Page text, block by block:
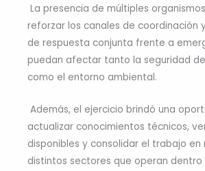
La presencia de múltiples
reforzar los canales de coordinación
de respuesta conjunta frente a
puedan afectar tanto la seguridad
como el entorno ambiental.
Además, el ejercicio brindó una
actualizar conocimientos técnicos,
disponibles y consolidar el trabajo en
distintos sectores que operan dentro